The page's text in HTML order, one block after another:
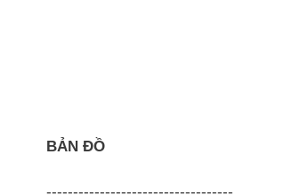
BẢN ĐỒ
-----------------------------------